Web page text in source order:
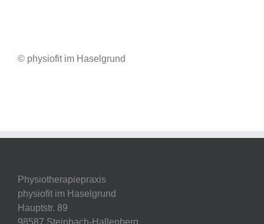
© physiofit im Haselgrund
Physiotherapiepraxis
physiofit im Haselgrund
Hauptstr. 89